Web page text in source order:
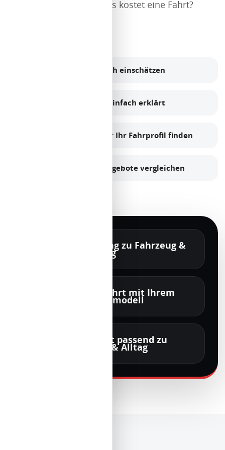
brauche ich wirklich? Was kostet eine Fahrt?
Reichweite realistisch einschätzen
Lademöglichkeiten einfach erklärt
Passendes Modell für Ihr Fahrprofil finden
Leasing, Kauf und Angebote vergleichen
Beratung zu Fahrzeug &
Nutzung
Probefahrt mit Ihrem
Wunschmodell
Angebot passend zu
Budget & Alltag